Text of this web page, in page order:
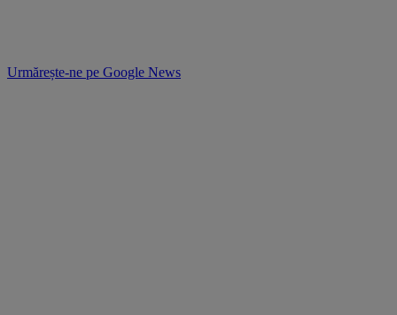
Urmărește-ne pe Google News